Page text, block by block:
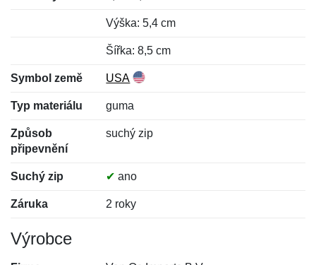
Výška: 5,4 cm
Šířka: 8,5 cm
Symbol země USA
Typ materiálu guma
Způsob
připevnění
suchý zip
Suchý zip ✔ ano
Záruka 2 roky
Výrobce